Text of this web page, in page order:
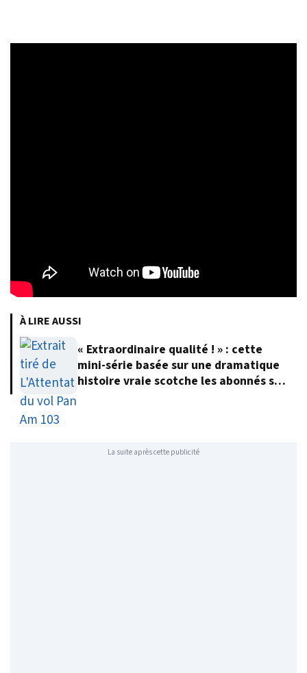
À LIRE AUSSI
« Extraordinaire qualité ! » : cette
mini-série basée sur une dramatique
histoire vraie scotche les abonnés sur
La suite après cette publicité